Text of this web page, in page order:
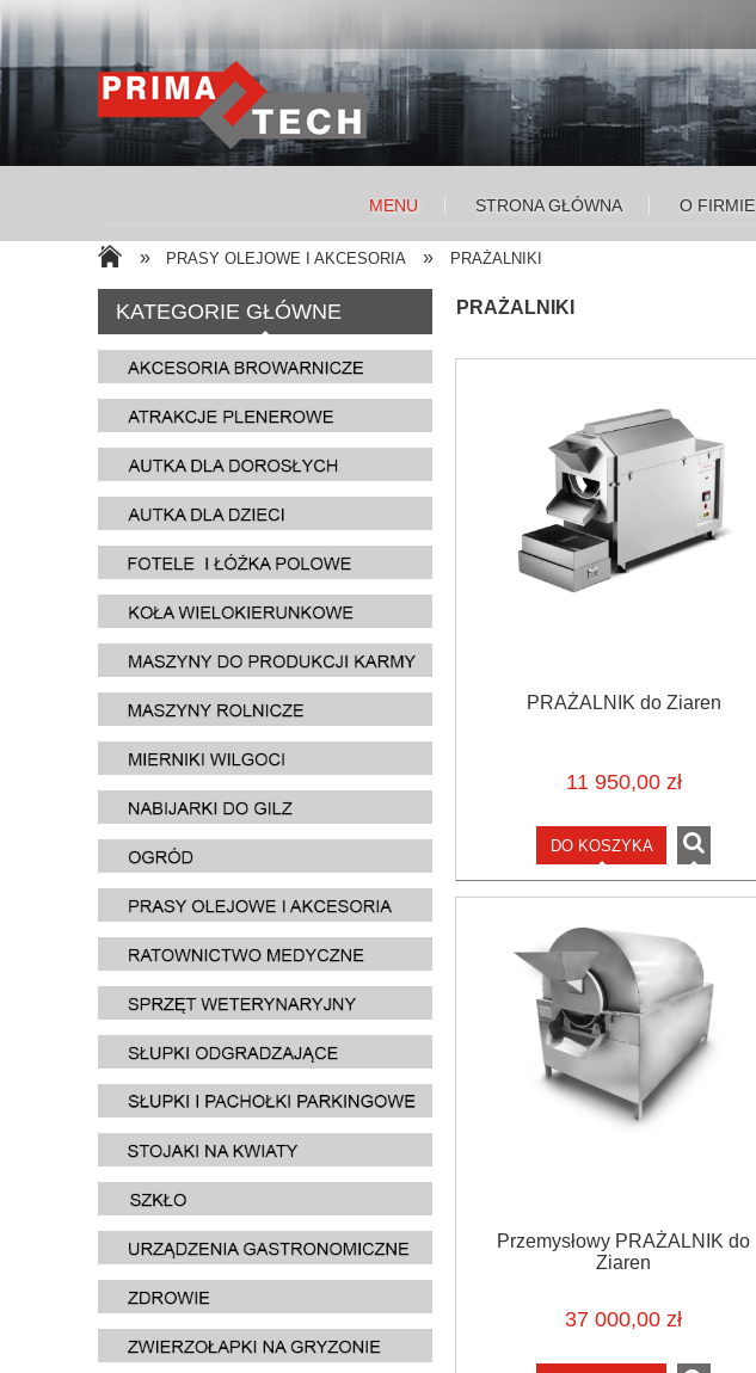
MENU STRONA GŁÓWNA O FIRMIE
» PRASY OLEJOWE I AKCESORIA » PRAŻALNIKI
KATEGORIE GŁÓWNE PRAŻALNIKI
PRAŻALNIK do Ziaren
11 950,00 zł
DO KOSZYKA
Przemysłowy PRAŻALNIK do
Ziaren
37 000,00 zł